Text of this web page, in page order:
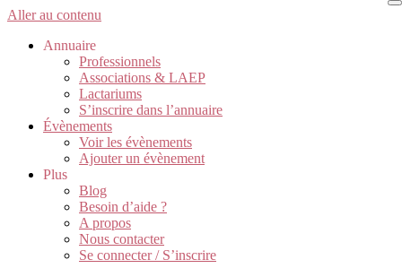
Aller au contenu
Annuaire
Professionnels
Associations & LAEP
Lactariums
S’inscrire dans l’annuaire
Évènements
Voir les évènements
Ajouter un évènement
Plus
Blog
Besoin d’aide ?
A propos
Nous contacter
Se connecter / S’inscrire